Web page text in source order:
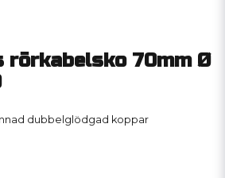
rörkabelsko 70mm Ø
dubbelglödgad koppar